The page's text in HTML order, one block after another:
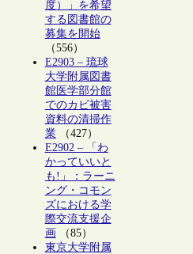
度）」を希望
する図書館の
募集を開始
（556）
E2903 – 琉球
大学附属図書
館医学部分館
でのカビ被害
資料の清掃作
業（427）
E2902 – 「わ
かっていいと
も!」：ラーニ
ング・コモン
ズにおける学
際交流支援企
画（85）
東京大学附属